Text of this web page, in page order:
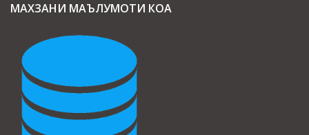
МАХЗАНИ МАЪЛУМОТИ КОА